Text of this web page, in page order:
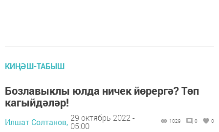
КИҢӘШ-ТАБЫШ
Бозлавыклы юлда ничек йөрергә? Төп
кагыйдәләр!
Илшат Солтанов, 29 октябрь 2022 -
05:00
1029 0 0